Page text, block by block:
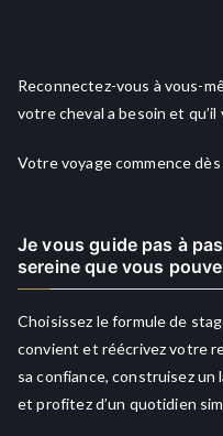
Reconnectez-vous à vous-
votre cheval a besoin et qu’il
Votre voyage commence
Je vous guide pas à
sereine que vous
Choisissez le formule de
convient et réécrivez votre
sa confiance, construisez un
et profitez d’un quotidien